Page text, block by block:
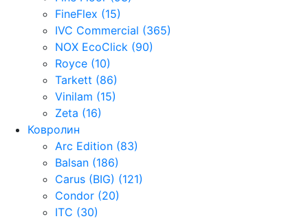
FineFlex (15)
IVC Commercial (365)
NOX EcoClick (90)
Royce (10)
Tarkett (86)
Vinilam (15)
Zeta (16)
Ковролин
Arc Edition (83)
Balsan (186)
Carus (BIG) (121)
Condor (20)
ITC (30)